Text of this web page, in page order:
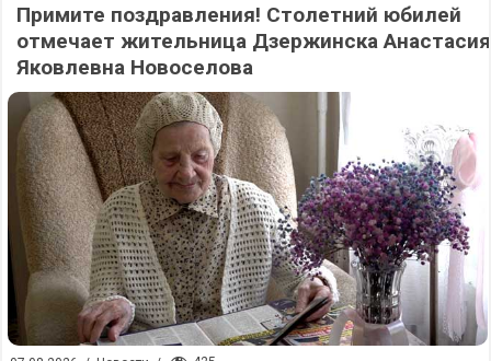
Примите поздравления! Столетний юбилей
отмечает жительница Дзержинска Анастасия
Яковлевна Новоселова